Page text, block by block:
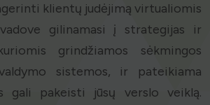
klientų judėjimą virtualiomis
gilinamasi į strategijas ir
grindžiamos sėkmingos
sistemos, ir pateikiama
gali pakeisti jūsų verslo veiklą.